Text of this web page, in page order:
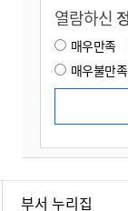
열람하신
매우만족
매우불만족
부서 누리집